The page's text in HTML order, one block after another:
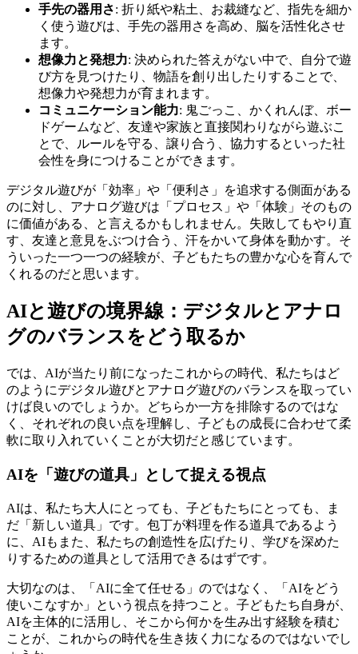
手先の器用さ: 折り紙や粘土、お裁縫など、指先を細か
く使う遊びは、手先の器用さを高め、脳を活性化させ
ます。
想像力と発想力: 決められた答えがない中で、自分で遊
び方を見つけたり、物語を創り出したりすることで、
想像力や発想力が育まれます。
コミュニケーション能力: 鬼ごっこ、かくれんぼ、ボー
ドゲームなど、友達や家族と直接関わりながら遊ぶこ
とで、ルールを守る、譲り合う、協力するといった社
会性を身につけることができます。
デジタル遊びが「効率」や「便利さ」を追求する側面がある
のに対し、アナログ遊びは「プロセス」や「体験」そのもの
に価値がある、と言えるかもしれません。失敗してもやり直
す、友達と意見をぶつけ合う、汗をかいて身体を動かす。そ
ういった一つ一つの経験が、子どもたちの豊かな心を育んで
くれるのだと思います。
AIと遊びの境界線：デジタルとアナロ
グのバランスをどう取るか
では、AIが当たり前になったこれからの時代、私たちはど
のようにデジタル遊びとアナログ遊びのバランスを取ってい
けば良いのでしょうか。どちらか一方を排除するのではな
く、それぞれの良い点を理解し、子どもの成長に合わせて柔
軟に取り入れていくことが大切だと感じています。
AIを「遊びの道具」として捉える視点
AIは、私たち大人にとっても、子どもたちにとっても、ま
だ「新しい道具」です。包丁が料理を作る道具であるよう
に、AIもまた、私たちの創造性を広げたり、学びを深めた
りするための道具として活用できるはずです。
大切なのは、「AIに全て任せる」のではなく、「AIをどう
使いこなすか」という視点を持つこと。子どもたち自身が、
AIを主体的に活用し、そこから何かを生み出す経験を積む
ことが、これからの時代を生き抜く力になるのではないでし